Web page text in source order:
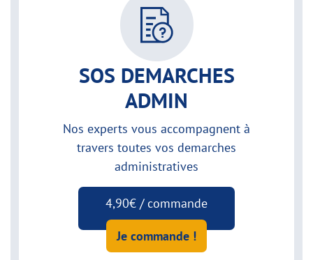
SOS DEMARCHES
ADMIN
Nos experts vous accompagnent à
travers toutes vos demarches
administratives
4,90€ / commande
Je commande !